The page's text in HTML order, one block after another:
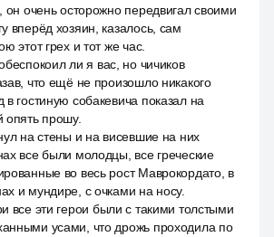
он очень осторожно передвигал своими
вперёд хозяин, казалось, сам
этот грех и тот же час.
ли я вас, но чичиков
что ещё не произошло никакого
в гостиную собакевича показал на
опять прошу.
на стены и на висевшие на них
все были молодцы, все греческие
во весь рост Маврокордато, в
и мундире, с очками на носу.
все эти герои были с такими толстыми
усами, что дрожь проходила по